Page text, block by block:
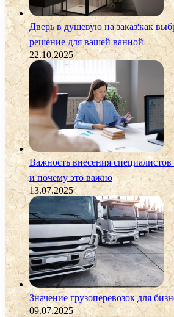
Дверь в душевую на заказ:как
решение для вашей ванной
22.10.2025
Важность внесения
и почему это важно
13.07.2025
Значение грузоперевозок для
09.07.2025